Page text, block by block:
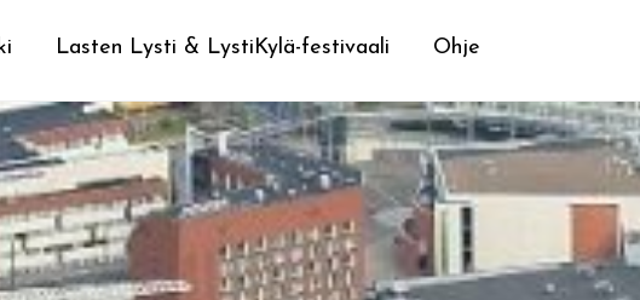
Lasten Lysti & LystiKylä-festivaali Ohje